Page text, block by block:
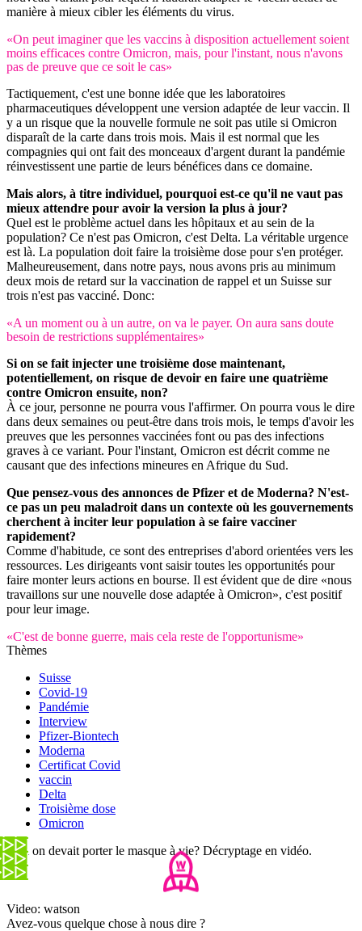
manière à mieux cibler les éléments du virus.
«On peut imaginer que les vaccins à disposition actuellement soient
moins efficaces contre Omicron, mais, pour l'instant, nous n'avons
pas de preuve que ce soit le cas»
Tactiquement, c'est une bonne idée que les laboratoires
pharmaceutiques développent une version adaptée de leur vaccin. Il
y a un risque que la nouvelle formule ne soit pas utile si Omicron
disparaît de la carte dans trois mois. Mais il est normal que les
compagnies qui ont fait des monceaux d'argent durant la pandémie
réinvestissent une partie de leurs bénéfices dans ce domaine.
Mais alors, à titre individuel, pourquoi est-ce qu'il ne vaut pas
mieux attendre pour avoir la version la plus à jour?
Quel est le problème actuel dans les hôpitaux et au sein de la
population? Ce n'est pas Omicron, c'est Delta. La véritable urgence
est là. La population doit faire la troisième dose pour s'en protéger.
Malheureusement, dans notre pays, nous avons pris au minimum
deux mois de retard sur la vaccination de rappel et un Suisse sur
trois n'est pas vacciné. Donc:
«A un moment ou à un autre, on va le payer. On aura sans doute
besoin de restrictions supplémentaires»
Si on se fait injecter une troisième dose maintenant,
potentiellement, on risque de devoir en faire une quatrième
contre Omicron ensuite, non?
À ce jour, personne ne pourra vous l'affirmer. On pourra vous le dire
dans deux semaines ou peut-être dans trois mois, le temps d'avoir les
preuves que les personnes vaccinées font ou pas des infections
graves à ce variant. Pour l'instant, Omicron est décrit comme ne
causant que des infections mineures en Afrique du Sud.
Que pensez-vous des annonces de Pfizer et de Moderna? N'est-
ce pas un peu maladroit dans un contexte où les gouvernements
cherchent à inciter leur population à se faire vacciner
rapidement?
Comme d'habitude, ce sont des entreprises d'abord orientées vers les
ressources. Les dirigeants vont saisir toutes les opportunités pour
faire monter leurs actions en bourse. Il est évident que de dire «nous
travaillons sur une nouvelle dose adaptée à Omicron», c'est positif
pour leur image.
«C'est de bonne guerre, mais cela reste de l'opportunisme»
Thèmes
Suisse
Covid-19
Pandémie
Interview
Pfizer-Biontech
Moderna
Certificat Covid
vaccin
Delta
Troisième dose
Omicron
Et si on devait porter le masque à vie? Décryptage en vidéo.
Video: watson
Avez-vous quelque chose à nous dire ?